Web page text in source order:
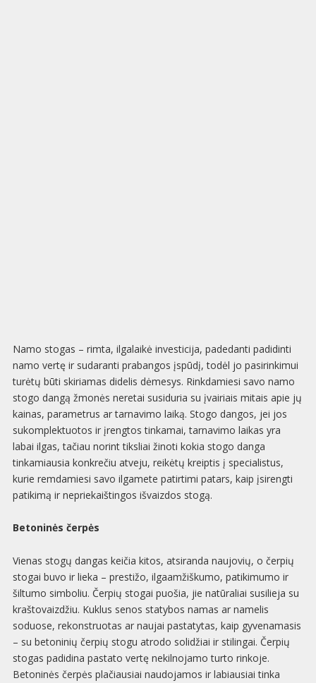
Namo stogas – rimta, ilgalaikė investicija, padedanti padidinti
namo vertę ir sudaranti prabangos įspūdį, todėl jo pasirinkimui
turėtų būti skiriamas didelis dėmesys. Rinkdamiesi savo namo
stogo dangą žmonės neretai susiduria su įvairiais mitais apie jų
kainas, parametrus ar tarnavimo laiką. Stogo dangos, jei jos
sukomplektuotos ir įrengtos tinkamai, tarnavimo laikas yra
labai ilgas, tačiau norint tiksliai žinoti kokia stogo danga
tinkamiausia konkrečiu atveju, reikėtų kreiptis į specialistus,
kurie remdamiesi savo ilgamete patirtimi patars, kaip įsirengti
patikimą ir nepriekaištingos išvaizdos stogą.
Betoninės čerpės
Vienas stogų dangas keičia kitos, atsiranda naujovių, o čerpių
stogai buvo ir lieka – prestižo, ilgaamžiškumo, patikimumo ir
šiltumo simboliu. Čerpių stogai puošia, jie natūraliai susilieja su
kraštovaizdžiu. Kuklus senos statybos namas ar namelis
soduose, rekonstruotas ar naujai pastatytas, kaip gyvenamasis
– su betoninių čerpių stogu atrodo solidžiai ir stilingai. Čerpių
stogas padidina pastato vertę nekilnojamo turto rinkoje.
Betoninės čerpės plačiausiai naudojamos ir labiausiai tinka